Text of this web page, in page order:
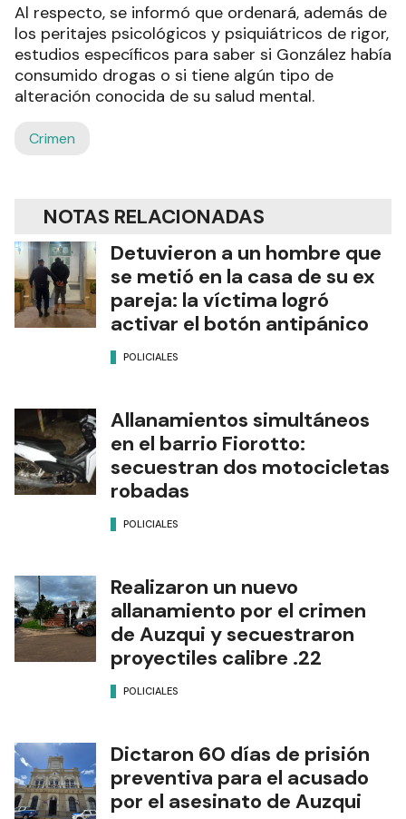
Al respecto, se informó que ordenará, además de
los peritajes psicológicos y psiquiátricos de rigor,
estudios específicos para saber si González había
consumido drogas o si tiene algún tipo de
alteración conocida de su salud mental.
Crimen
NOTAS RELACIONADAS
Detuvieron a un hombre que
se metió en la casa de su ex
pareja: la víctima logró
activar el botón antipánico
POLICIALES
Allanamientos simultáneos
en el barrio Fiorotto:
secuestran dos motocicletas
robadas
POLICIALES
Realizaron un nuevo
allanamiento por el crimen
de Auzqui y secuestraron
proyectiles calibre .22
POLICIALES
Dictaron 60 días de prisión
preventiva para el acusado
por el asesinato de Auzqui